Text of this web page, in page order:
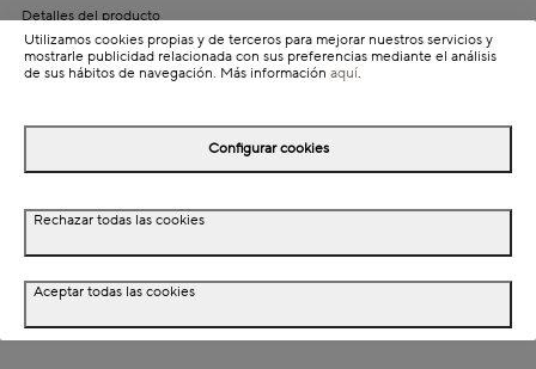
Detalles del producto
Colección: Alupure
Detalles del producto
Dimensiones
Utilizamos cookies propias y de terceros para mejorar nuestros servicios y
mostrarle publicidad relacionada con sus preferencias mediante el análisis
de sus hábitos de navegación. Más información aquí.
Configurar cookies
Rechazar todas las cookies
Aceptar todas las cookies